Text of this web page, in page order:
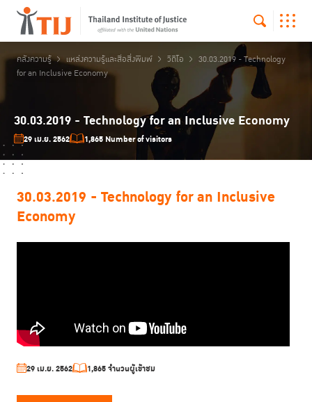
คลังความรู้ แหล่งความรู้และสื่อสิ่งพิมพ์ วิดีโอ
30.03.2019 - Technology
for an Inclusive Economy
30.03.2019 - Technology for an Inclusive Economy
29 เม.ย. 2562 1,865 Number of visitors
30.03.2019 - Technology for an Inclusive
Economy
29 เม.ย. 2562 1,865 จำนวนผู้เข้าชม